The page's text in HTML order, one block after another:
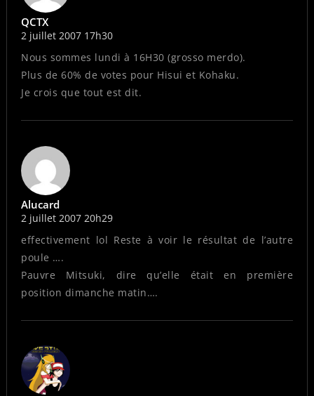
QCTX
2 juillet 2007 17h30
Nous sommes lundi à 16H30 (grosso merdo).
Plus de 60% de votes pour Hisui et Kohaku.
Je crois que tout est dit.
Alucard
2 juillet 2007 20h29
effectivement lol Reste à voir le résultat de l’autre
poule ….
Pauvre Mitsuki, dire qu’elle était en première
position dimanche matin….